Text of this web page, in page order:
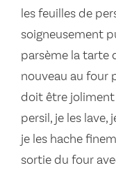
les feuilles de
soigneusement
parsème la tarte
nouveau au four
doit être joliment
persil, je les lave,
je les hache
sortie du four